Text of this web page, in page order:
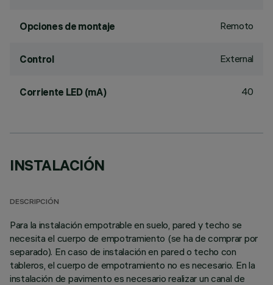
Opciones de montaje Remoto
Control External
Corriente LED (mA) 40
INSTALACIÓN
DESCRIPCIÓN
Para la instalación empotrable en suelo, pared y techo se
necesita el cuerpo de empotramiento (se ha de comprar por
separado). En caso de instalación en pared o techo con
tableros, el cuerpo de empotramiento no es necesario. En la
instalación de pavimento es necesario realizar un canal de